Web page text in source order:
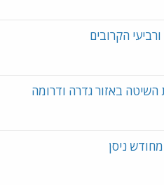
הקרובים
באזור גדרה ודרומה
ניסן